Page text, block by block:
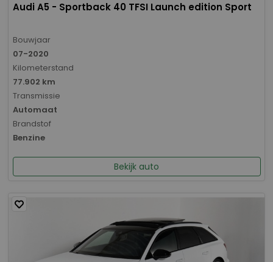
Audi A5 - Sportback 40 TFSI Launch edition Sport
Bouwjaar
07-2020
Kilometerstand
77.902 km
Transmissie
Automaat
Brandstof
Benzine
Bekijk auto